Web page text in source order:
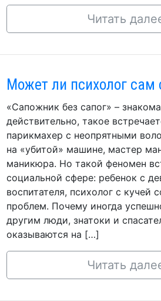
Читать
Может ли психолог сам
«Сапожник без сапог» –
действительно, такое
парикмахер с неопрятными
на «убитой» машине, мастер
маникюра. Но такой феномен
социальной сфере: ребенок с
воспитателя, психолог с кучей
проблем. Почему иногда
другим люди, знатоки и
оказываются на […]
Читать